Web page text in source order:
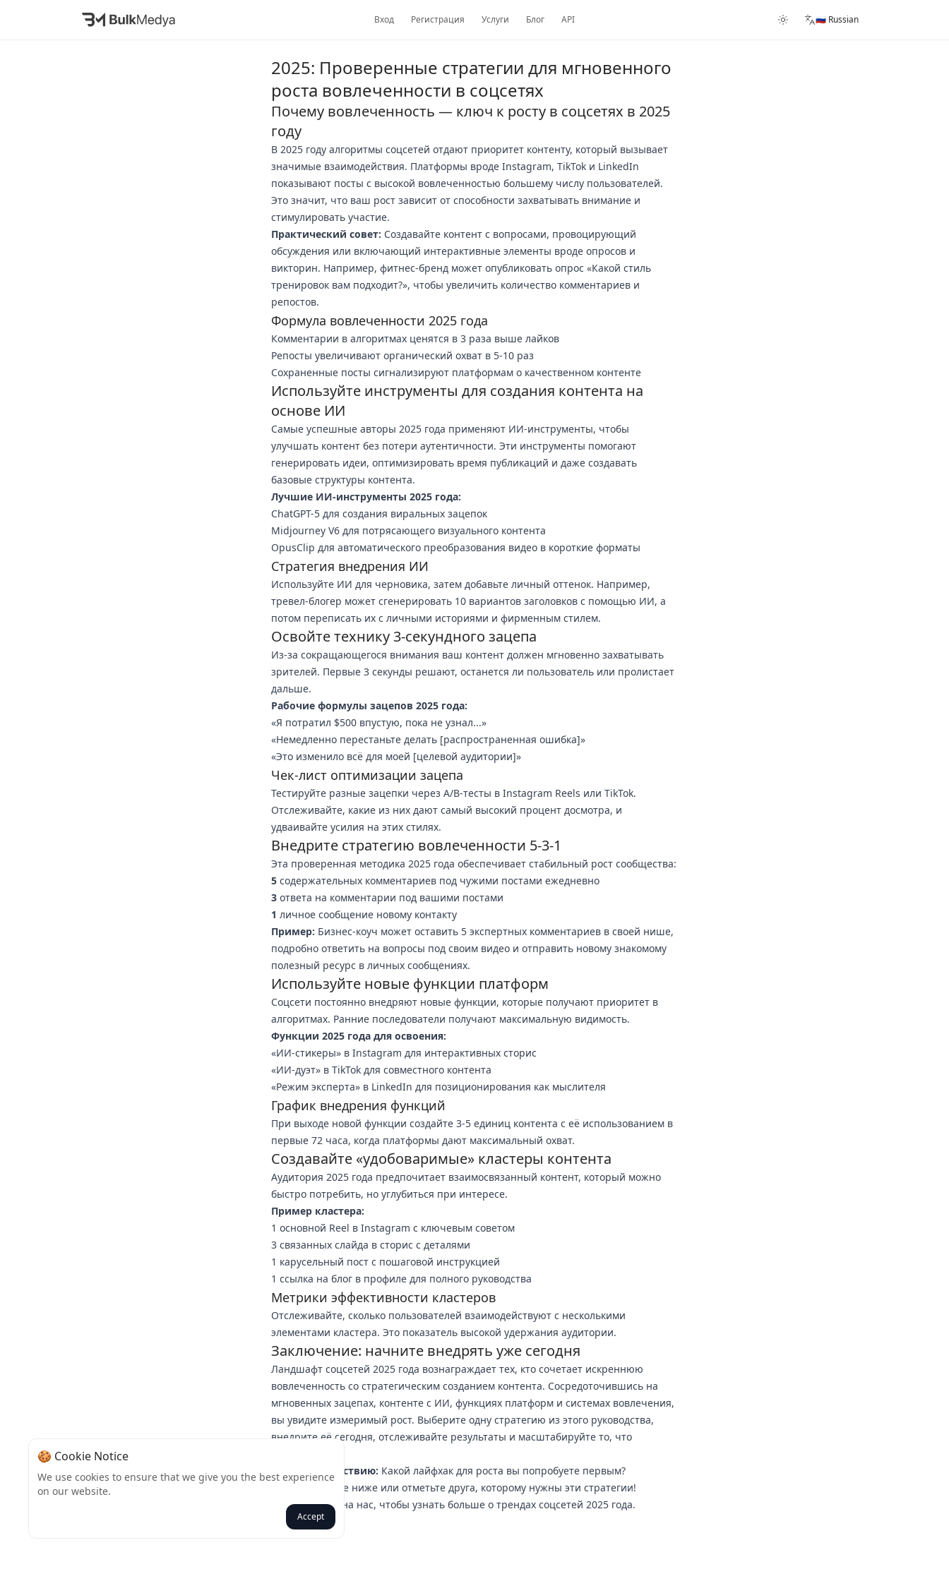
Вход Регистрация Услуги Блог API 🇷🇺 Russian
2025: Проверенные стратегии для мгновенного
роста вовлеченности в соцсетях
Почему вовлеченность — ключ к росту в соцсетях в 2025
году
В 2025 году алгоритмы соцсетей отдают приоритет контенту, который вызывает
значимые взаимодействия. Платформы вроде Instagram, TikTok и LinkedIn
показывают посты с высокой вовлеченностью большему числу пользователей.
Это значит, что ваш рост зависит от способности захватывать внимание и
стимулировать участие.
Практический совет: Создавайте контент с вопросами, провоцирующий
обсуждения или включающий интерактивные элементы вроде опросов и
викторин. Например, фитнес-бренд может опубликовать опрос «Какой стиль
тренировок вам подходит?», чтобы увеличить количество комментариев и
репостов.
Формула вовлеченности 2025 года
Комментарии в алгоритмах ценятся в 3 раза выше лайков
Репосты увеличивают органический охват в 5-10 раз
Сохраненные посты сигнализируют платформам о качественном контенте
Используйте инструменты для создания контента на
основе ИИ
Самые успешные авторы 2025 года применяют ИИ-инструменты, чтобы
улучшать контент без потери аутентичности. Эти инструменты помогают
генерировать идеи, оптимизировать время публикаций и даже создавать
базовые структуры контента.
Лучшие ИИ-инструменты 2025 года:
ChatGPT-5 для создания виральных зацепок
Midjourney V6 для потрясающего визуального контента
OpusClip для автоматического преобразования видео в короткие форматы
Стратегия внедрения ИИ
Используйте ИИ для черновика, затем добавьте личный оттенок. Например,
тревел-блогер может сгенерировать 10 вариантов заголовков с помощью ИИ, а
потом переписать их с личными историями и фирменным стилем.
Освойте технику 3-секундного зацепа
Из-за сокращающегося внимания ваш контент должен мгновенно захватывать
зрителей. Первые 3 секунды решают, останется ли пользователь или пролистает
дальше.
Рабочие формулы зацепов 2025 года:
«Я потратил $500 впустую, пока не узнал...»
«Немедленно перестаньте делать [распространенная ошибка]»
«Это изменило всё для моей [целевой аудитории]»
Чек-лист оптимизации зацепа
Тестируйте разные зацепки через A/B-тесты в Instagram Reels или TikTok.
Отслеживайте, какие из них дают самый высокий процент досмотра, и
удваивайте усилия на этих стилях.
Внедрите стратегию вовлеченности 5-3-1
Эта проверенная методика 2025 года обеспечивает стабильный рост сообщества:
5 содержательных комментариев под чужими постами ежедневно
3 ответа на комментарии под вашими постами
1 личное сообщение новому контакту
Пример: Бизнес-коуч может оставить 5 экспертных комментариев в своей нише,
подробно ответить на вопросы под своим видео и отправить новому знакомому
полезный ресурс в личных сообщениях.
Используйте новые функции платформ
Соцсети постоянно внедряют новые функции, которые получают приоритет в
алгоритмах. Ранние последователи получают максимальную видимость.
Функции 2025 года для освоения:
«ИИ-стикеры» в Instagram для интерактивных сторис
«ИИ-дуэт» в TikTok для совместного контента
«Режим эксперта» в LinkedIn для позиционирования как мыслителя
График внедрения функций
При выходе новой функции создайте 3-5 единиц контента с её использованием в
первые 72 часа, когда платформы дают максимальный охват.
Создавайте «удобоваримые» кластеры контента
Аудитория 2025 года предпочитает взаимосвязанный контент, который можно
быстро потребить, но углубиться при интересе.
Пример кластера:
1 основной Reel в Instagram с ключевым советом
3 связанных слайда в сторис с деталями
1 карусельный пост с пошаговой инструкцией
1 ссылка на блог в профиле для полного руководства
Метрики эффективности кластеров
Отслеживайте, сколько пользователей взаимодействуют с несколькими
элементами кластера. Это показатель высокой удержания аудитории.
Заключение: начните внедрять уже сегодня
Ландшафт соцсетей 2025 года вознаграждает тех, кто сочетает искреннюю
вовлеченность со стратегическим созданием контента. Сосредоточившись на
мгновенных зацепах, контенте с ИИ, функциях платформ и системах вовлечения,
вы увидите измеримый рост. Выберите одну стратегию из этого руководства,
внедрите её сегодня, отслеживайте результаты и масштабируйте то, что
Призыв к действию: Какой лайфхак для роста вы попробуете первым?
Комментируйте ниже или отметьте друга, которому нужны эти стратегии!
Подпишитесь на нас, чтобы узнать больше о трендах соцсетей 2025 года.
Назад
🍪 Cookie Notice
We use cookies to ensure that we give you the best experience
on our website.
Accept